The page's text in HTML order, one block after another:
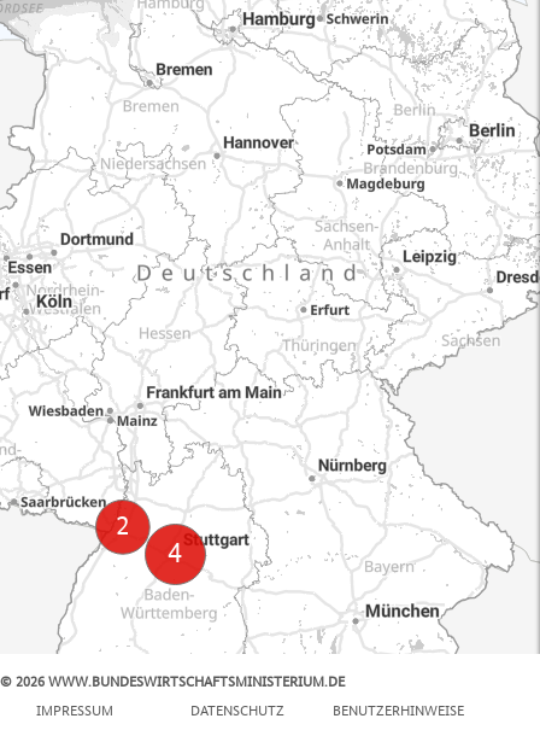
© 2026 WWW.BUNDESWIRTSCHAFTSMINISTERIUM.DE
IMPRESSUM
DATENSCHUTZ BENUTZERHINWEISE